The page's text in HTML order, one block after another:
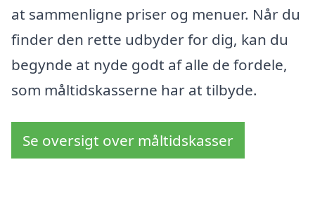
at sammenligne priser og menuer. Når du
finder den rette udbyder for dig, kan du
begynde at nyde godt af alle de fordele,
som måltidskasserne har at tilbyde.
Se oversigt over måltidskasser